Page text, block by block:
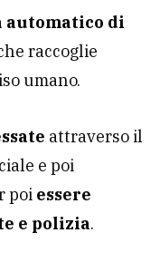
automatico di
raccoglie
umano.
attraverso il
e poi
poi essere
e polizia.